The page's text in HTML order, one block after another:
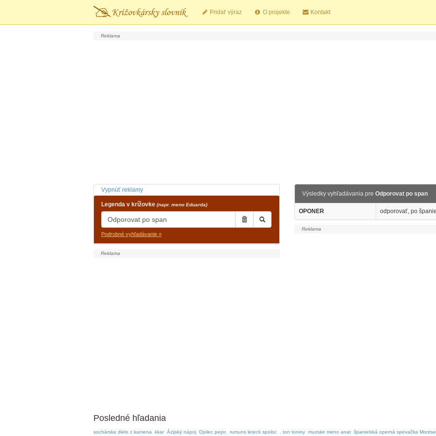
Pridať výraz O projekte Kontakt
Vypnúť reklamy
Legenda v krížovke (napr. meno Eduarda)
Podrobné vyhľadávanie »
Výsledky vyhľadávania pre Odporovat po span
OPONER odporovať, po
Posledné hľadania
sochárske dielo z kamena kkar Ázijský nápoj Opilec pejor. rumuns leteck spoloc . ton toniny muzske meno anat španielská operná spevačka